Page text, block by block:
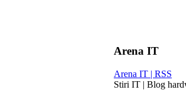
Arena IT
Arena IT | RSS
Stiri IT | Blog